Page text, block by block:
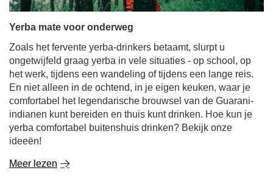
Yerba mate voor onderweg
Zoals het fervente yerba-drinkers betaamt, slurpt u
ongetwijfeld graag yerba in vele situaties - op school, op
het werk, tijdens een wandeling of tijdens een lange reis.
En niet alleen in de ochtend, in je eigen keuken, waar je
comfortabel het legendarische brouwsel van de Guarani-
indianen kunt bereiden en thuis kunt drinken. Hoe kun je
yerba comfortabel buitenshuis drinken? Bekijk onze
ideeën!
Meer lezen